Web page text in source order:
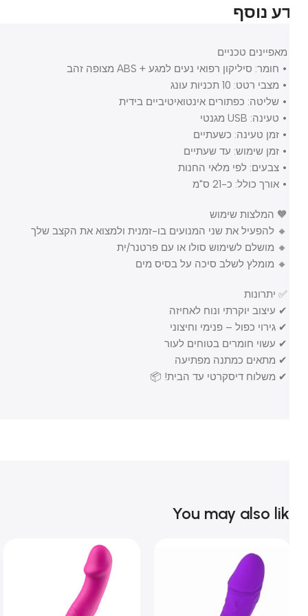
נוסף
מאפיינים טכניים
• חומר: סיליקון רפואי נעים למגע + ABS מצופה זהב
• מצבי רטט: 10 תכניות עונג
• שליטה: כפתורים אינטואיטיביים בידית
• טעינה: USB מגנטי
• זמן טעינה: כשעתיים
• זמן שימוש: עד שעתיים
• צבעים: לפי מלאי החנות
• אורך כולל: כ-21 ס"מ
🧡 המלצות שימוש
🔸 להפעיל את שני המנועים בו-זמנית ולמצוא את הקצב שלך
🔸 מושלם לשימוש סולו או עם פרטנר/ית
🔸 מומלץ לשלב סיכה על בסיס מים
✅ יתרונות
✔ עיצוב יוקרתי ונוח לאחיזה
✔ גירוי כפול – פנימי וחיצוני
✔ עשוי חומרים בטוחים לעור
✔ מתאים כמתנה מפתיעה
✔ משלוח דיסקרטי עד הבית! 📦
You may also